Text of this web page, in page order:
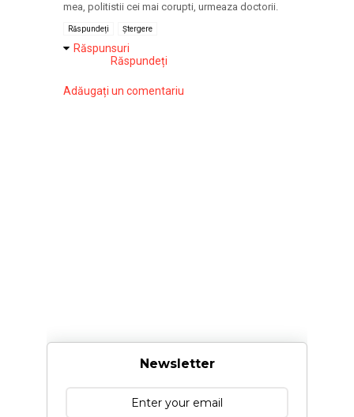
mea, politistii cei mai corupti, urmeaza doctorii.
Răspundeți Ștergere
Răspunsuri
Răspundeți
Adăugați un comentariu
Newsletter